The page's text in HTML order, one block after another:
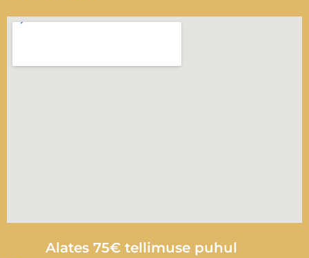
Alates 75€ tellimuse puhul